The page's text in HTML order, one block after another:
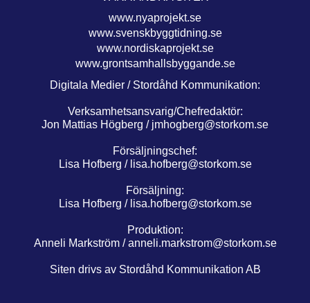
www.nyaprojekt.se
www.svenskbyggtidning.se
www.nordiskaprojekt.se
www.grontsamhallsbyggande.se
Digitala Medier / Stordåhd Kommunikation:
Verksamhetsansvarig/Chefredaktör:
Jon Mattias Högberg / jmhogberg@storkom.se
Försäljningschef:
Lisa Hofberg / lisa.hofberg@storkom.se
Försäljning:
Lisa Hofberg / lisa.hofberg@storkom.se
Produktion:
Anneli Markström /anneli.markstrom@storkom.se
Siten drivs av Stordåhd Kommunikation AB